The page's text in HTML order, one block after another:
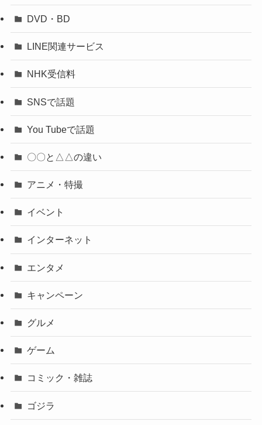
DVD・BD
LINE関連サービス
NHK受信料
SNSで話題
You Tubeで話題
〇〇と△△の違い
アニメ・特撮
イベント
インターネット
エンタメ
キャンペーン
グルメ
ゲーム
コミック・雑誌
ゴジラ